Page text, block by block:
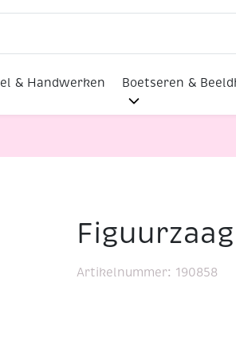
& Handwerken Boetseren &
Artikelnummer: 190858